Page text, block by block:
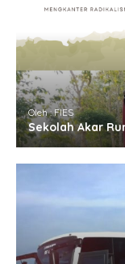
Oleh : FIES
Sekolah Akar